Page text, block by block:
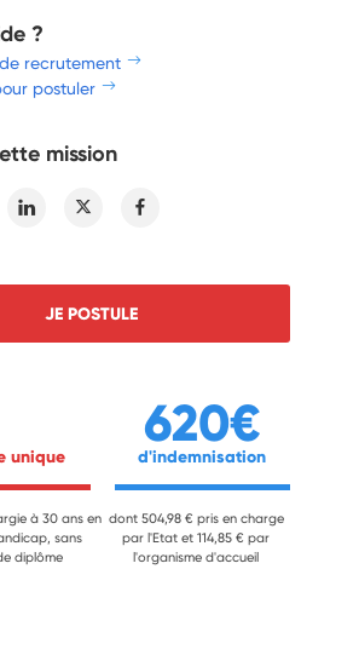
?
recrutement
postuler
mission
mail Linkedin Twitter
JE POSTULE
unique
à 30 ans en
sans
diplôme
620€
d'indemnisation
dont 504,98 € pris en charge
par l'Etat et 114,85 € par
l'organisme d'accueil